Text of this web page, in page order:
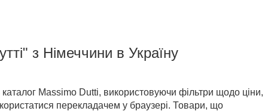
з Німеччини в Україну
Massimo Dutti, використовуючи фільтри щодо ціни,
перекладачем у браузері. Товари, що